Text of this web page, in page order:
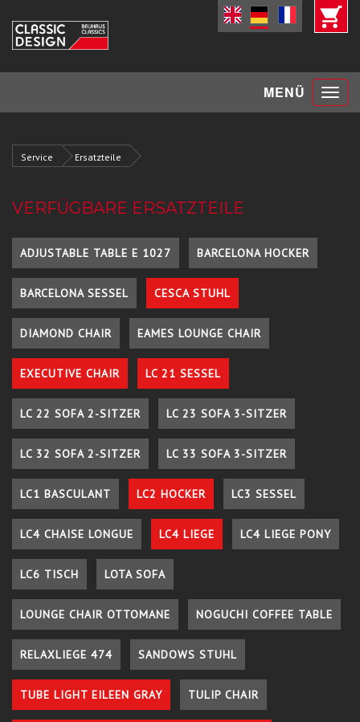
MENÜ Toggle
Service Ersatzteile
VERFÜGBARE ERSATZTEILE
ADJUSTABLE TABLE E 1027 BARCELONA HOCKER
BARCELONA SESSEL CESCA STUHL
DIAMOND CHAIR EAMES LOUNGE CHAIR
EXECUTIVE CHAIR LC 21 SESSEL
LC 22 SOFA 2-SITZER LC 23 SOFA 3-SITZER
LC 32 SOFA 2-SITZER LC 33 SOFA 3-SITZER
LC1 BASCULANT LC2 HOCKER LC3 SESSEL
LC4 CHAISE LONGUE LC4 LIEGE LC4 LIEGE PONY
LC6 TISCH LOTA SOFA
LOUNGE CHAIR OTTOMANE NOGUCHI COFFEE TABLE
RELAXLIEGE 474 SANDOWS STUHL
TUBE LIGHT EILEEN GRAY TULIP CHAIR